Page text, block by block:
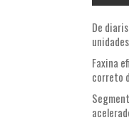
De
Faxina
correto